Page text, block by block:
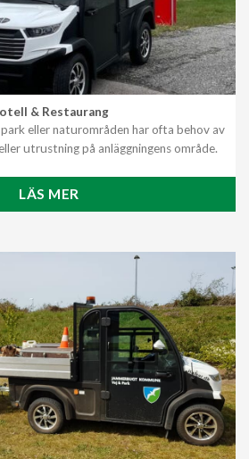
& Restaurang
eller naturområden har ofta behov av
utrustning på anläggningens område.
LÄS MER